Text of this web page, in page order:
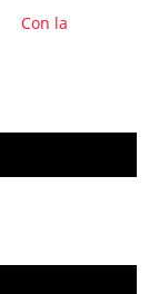
Con la